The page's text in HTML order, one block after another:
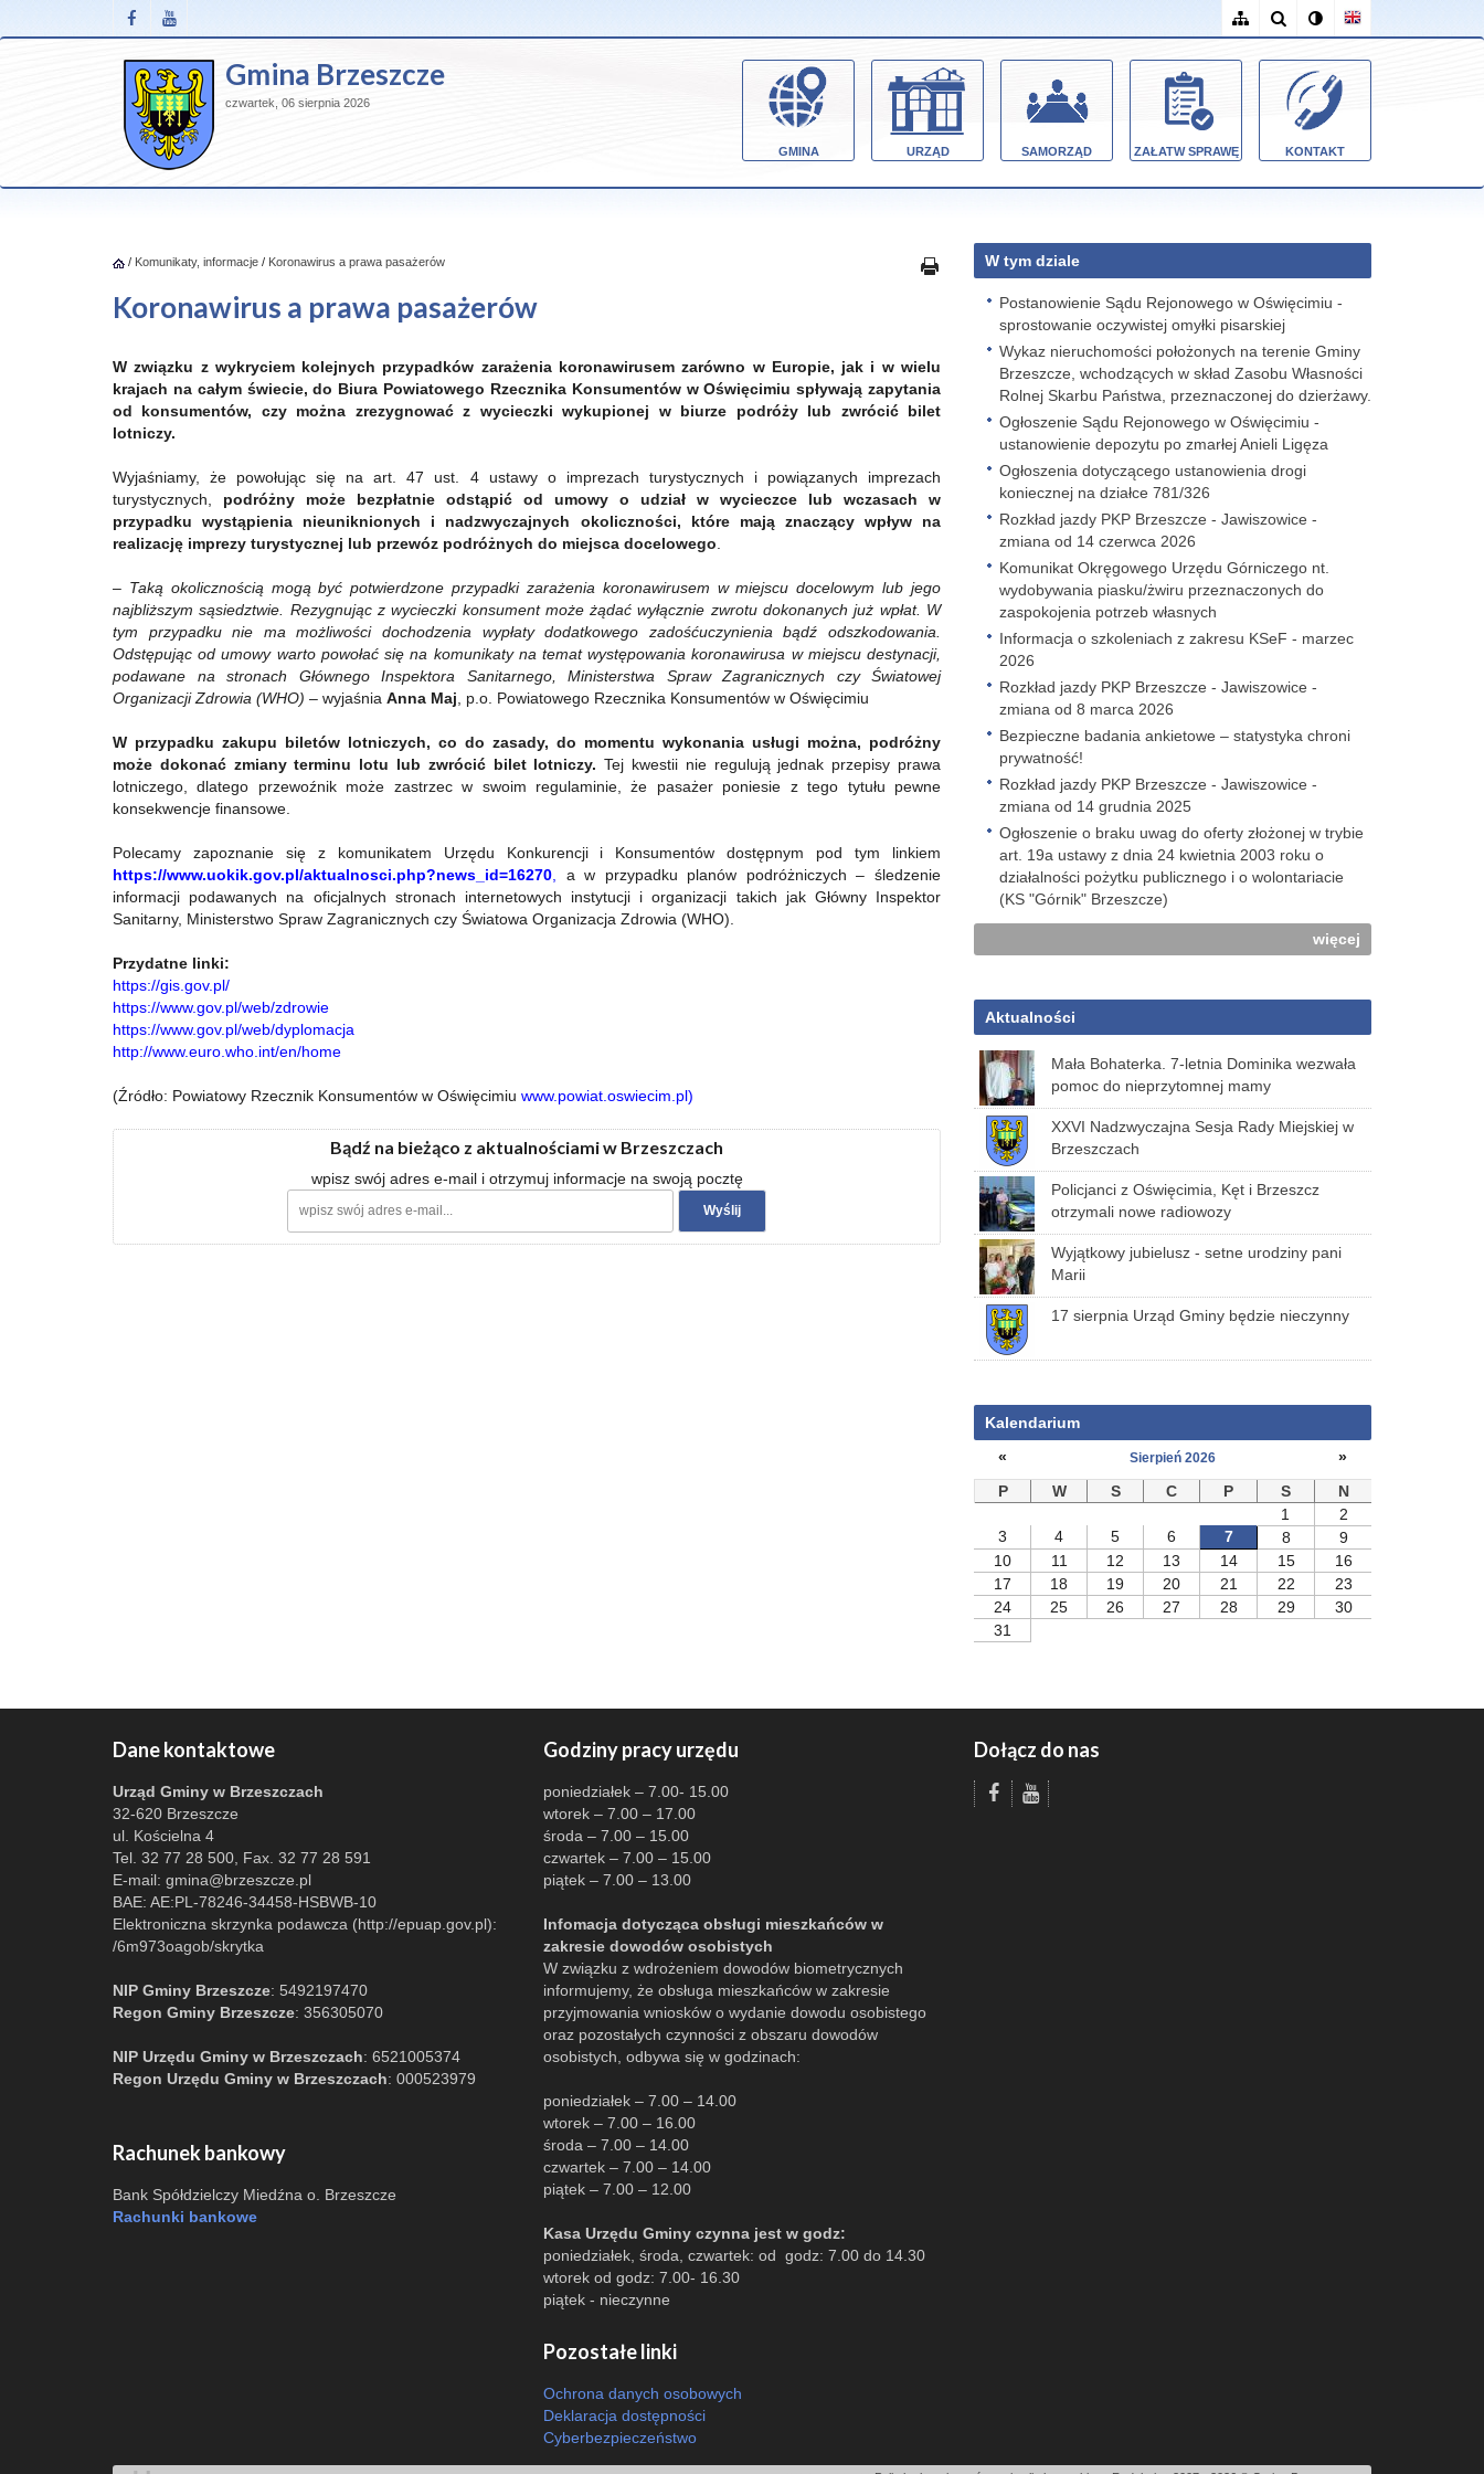
Gmina Brzeszcze
czwartek, 06 sierpnia 2026
GMINA URZĄD SAMORZĄD ZAŁATW SPRAWĘ KONTAKT
/ Komunikaty, informacje / Koronawirus a prawa pasażerów
Koronawirus a prawa pasażerów
W związku z wykryciem kolejnych przypadków zarażenia koronawirusem zarówno w Europie, jak i w wielu
krajach na całym świecie, do Biura Powiatowego Rzecznika Konsumentów w Oświęcimiu spływają zapytania
od konsumentów, czy można zrezygnować z wycieczki wykupionej w biurze podróży lub zwrócić bilet
lotniczy.
Wyjaśniamy, że powołując się na art. 47 ust. 4 ustawy o imprezach turystycznych i powiązanych imprezach
turystycznych, podróżny może bezpłatnie odstąpić od umowy o udział w wycieczce lub wczasach w
przypadku wystąpienia nieuniknionych i nadzwyczajnych okoliczności, które mają znaczący wpływ na
realizację imprezy turystycznej lub przewóz podróżnych do miejsca docelowego
– Taką okolicznością mogą być potwierdzone przypadki zarażenia koronawirusem w miejscu docelowym lub jego
najbliższym sąsiedztwie. Rezygnując z wycieczki konsument może żądać wyłącznie zwrotu dokonanych już wpłat. W
tym przypadku nie ma możliwości dochodzenia wypłaty dodatkowego zadośćuczynienia bądź odszkodowania
Odstępując od umowy warto powołać się na komunikaty na temat występowania koronawirusa w miejscu destynacji,
podawane na stronach Głównego Inspektora Sanitarnego, Ministerstwa Spraw Zagranicznych czy Światowej
Organizacji Zdrowia (WHO) – wyjaśnia Anna Maj , p.o. Powiatowego Rzecznika Konsumentów w Oświęcimiu
W przypadku zakupu biletów lotniczych, co do zasady, do momentu wykonania usługi można, podróżny
może dokonać zmiany terminu lotu lub zwrócić bilet lotniczy. Tej kwestii nie regulują jednak przepisy prawa
lotniczego, dlatego przewoźnik może zastrzec w swoim regulaminie, że pasażer poniesie z tego tytułu pewne
konsekwencje finansowe.
Polecamy zapoznanie się z komunikatem Urzędu Konkurencji i Konsumentów dostępnym pod tym linkiem
https://www.uokik.gov.pl/aktualnosci.php?news_id=16270
a w przypadku planów podróżniczych – śledzenie
informacji podawanych na oficjalnych stronach internetowych instytucji i organizacji takich jak Główny Inspektor
Sanitarny, Ministerstwo Spraw Zagranicznych czy Światowa Organizacja Zdrowia (WHO).
Przydatne linki:
https://gis.gov.pl/
https://www.gov.pl/web/zdrowie
https://www.gov.pl/web/dyplomacja
http://www.euro.who.int/en/home
(Źródło: Powiatowy Rzecznik Konsumentów w Oświęcimiu www.powiat.oswiecim.pl)
Bądź na bieżąco z aktualnościami w Brzeszczach
wpisz swój adres e-mail i otrzymuj informacje na swoją pocztę
W tym dziale
Postanowienie Sądu Rejonowego w Oświęcimiu -
sprostowanie oczywistej omyłki pisarskiej
Wykaz nieruchomości położonych na terenie Gminy
Brzeszcze, wchodzących w skład Zasobu Własności
Rolnej Skarbu Państwa, przeznaczonej do dzierżawy.
Ogłoszenie Sądu Rejonowego w Oświęcimiu -
ustanowienie depozytu po zmarłej Anieli Ligęza
Ogłoszenia dotyczącego ustanowienia drogi
koniecznej na działce 781/326
Rozkład jazdy PKP Brzeszcze - Jawiszowice -
zmiana od 14 czerwca 2026
Komunikat Okręgowego Urzędu Górniczego nt.
wydobywania piasku/żwiru przeznaczonych do
zaspokojenia potrzeb własnych
Informacja o szkoleniach z zakresu KSeF - marzec
2026
Rozkład jazdy PKP Brzeszcze - Jawiszowice -
zmiana od 8 marca 2026
Bezpieczne badania ankietowe – statystyka chroni
prywatność!
Rozkład jazdy PKP Brzeszcze - Jawiszowice -
zmiana od 14 grudnia 2025
Ogłoszenie o braku uwag do oferty złożonej w trybie
art. 19a ustawy z dnia 24 kwietnia 2003 roku o
działalności pożytku publicznego i o wolontariacie
(KS "Górnik" Brzeszcze)
więcej
Aktualności
Mała Bohaterka. 7-letnia Dominika wezwała
pomoc do nieprzytomnej mamy
XXVI Nadzwyczajna Sesja Rady Miejskiej w
Brzeszczach
Policjanci z Oświęcimia, Kęt i Brzeszcz
otrzymali nowe radiowozy
Wyjątkowy jubielusz - setne urodziny pani
Marii
17 sierpnia Urząd Gminy będzie nieczynny
Kalendarium
«
Sierpień 2026
»
P
W S C P S
N
1
2
3
4 5 6 7 8
9
10
11 12 13 14 15
16
17
18 19 20 21 22
23
24
25 26 27 28 29
30
31
Dane kontaktowe
Urząd Gminy w Brzeszczach
32-620 Brzeszcze
ul. Kościelna 4
Tel. 32 77 28 500, Fax. 32 77 28 591
E-mail: gmina@brzeszcze.pl
BAE: AE:PL-78246-34458-HSBWB-10
Elektroniczna skrzynka podawcza (http://epuap.gov.pl):
/6m973oagob/skrytka
NIP Gminy Brzeszcze: 5492197470
Regon Gminy Brzeszcze: 356305070
NIP Urzędu Gminy w Brzeszczach: 6521005374
Regon Urzędu Gminy w Brzeszczach: 000523979
Rachunek bankowy
Bank Spółdzielczy Miedźna o. Brzeszcze
Rachunki bankowe
Godziny pracy urzędu
poniedziałek – 7.00- 15.00
wtorek – 7.00 – 17.00
środa – 7.00 – 15.00
czwartek – 7.00 – 15.00
piątek – 7.00 – 13.00
Infomacja dotycząca obsługi mieszkańców w
zakresie dowodów osobistych
W związku z wdrożeniem dowodów biometrycznych
informujemy, że obsługa mieszkańców w zakresie
przyjmowania wniosków o wydanie dowodu osobistego
oraz pozostałych czynności z obszaru dowodów
osobistych, odbywa się w godzinach:
poniedziałek – 7.00 – 14.00
wtorek – 7.00 – 16.00
środa – 7.00 – 14.00
czwartek – 7.00 – 14.00
piątek – 7.00 – 12.00
Kasa Urzędu Gminy czynna jest w godz:
poniedziałek, środa, czwartek: od godz: 7.00 do 14.30
wtorek od godz: 7.00- 16.30
piątek - nieczynne
Pozostałe linki
Ochrona danych osobowych
Deklaracja dostępności
Cyberbezpieczeństwo
Dołącz do nas